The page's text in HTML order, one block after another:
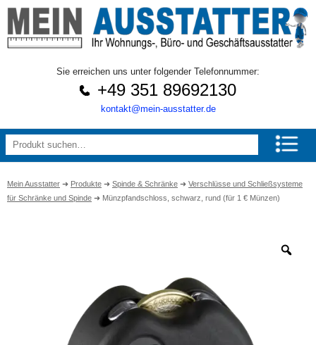
Sie erreichen uns unter folgender Telefonnummer:
+49 351 89692130
kontakt@mein-ausstatter.de
Mein Ausstatter ➜ Produkte ➜ Spinde & Schränke ➜ Verschlüsse und Schließsysteme
für Schränke und Spinde ➜ Münzpfandschloss, schwarz, rund (für 1 € Münzen)